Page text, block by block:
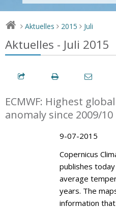
> Aktuelles > 2015 > Juli
Aktuelles - Juli 2015
ECMWF: Highest
anomaly since 2009/10
9-07-2015
Copernicus
publishes
average
years. The
information